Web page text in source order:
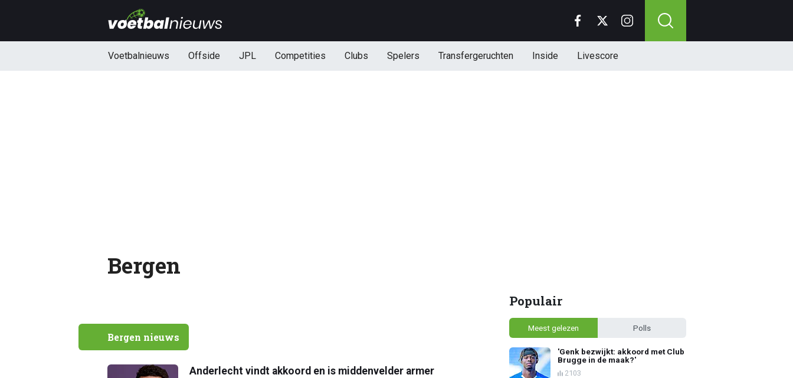
Voetbalnieuws Offside JPL Competities Clubs Spelers Transfergeruchten Inside Livescore
Bergen
Bergen nieuws
Anderlecht vindt akkoord en is middenvelder armer
Populair
Meest gelezen Polls
'Genk bezwijkt: akkoord met Club
Brugge in de maak?'
2103